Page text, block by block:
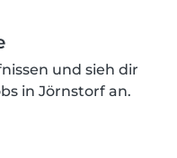
und sieh dir
in Jörnstorf an.